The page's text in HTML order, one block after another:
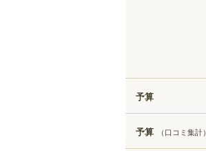
予算
予算 （口コミ集計）